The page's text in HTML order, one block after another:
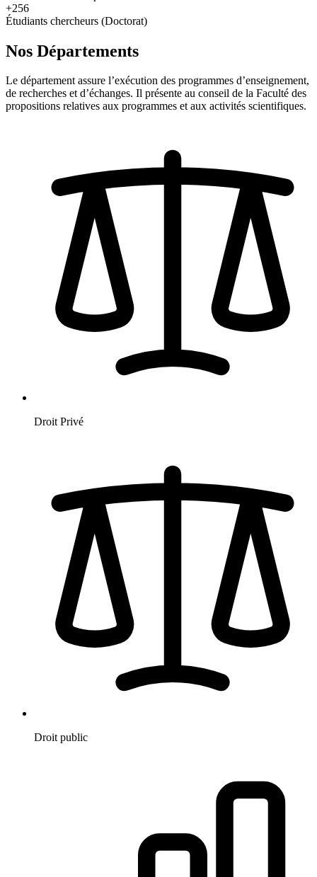
+256
Étudiants chercheurs (Doctorat)
Nos Départements
Le département assure l’exécution des programmes d’enseignement,
de recherches et d’échanges. Il présente au conseil de la Faculté des
propositions relatives aux programmes et aux activités scientifiques.
Droit Privé
Droit public